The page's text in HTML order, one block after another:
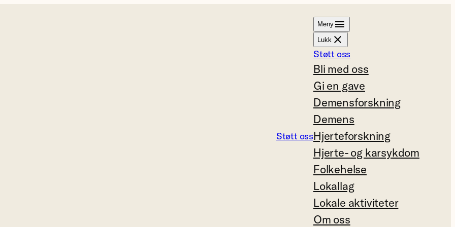
Støtt oss
Meny
Lukk
Støtt oss
Bli med oss
Gi en gave
Demensforskning
Demens
Hjerteforskning
Hjerte- og karsykdom
Folkehelse
Lokallag
Lokale aktiviteter
Om oss